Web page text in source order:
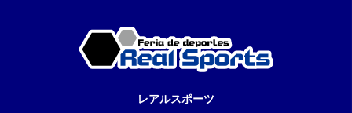
レアルスポーツ